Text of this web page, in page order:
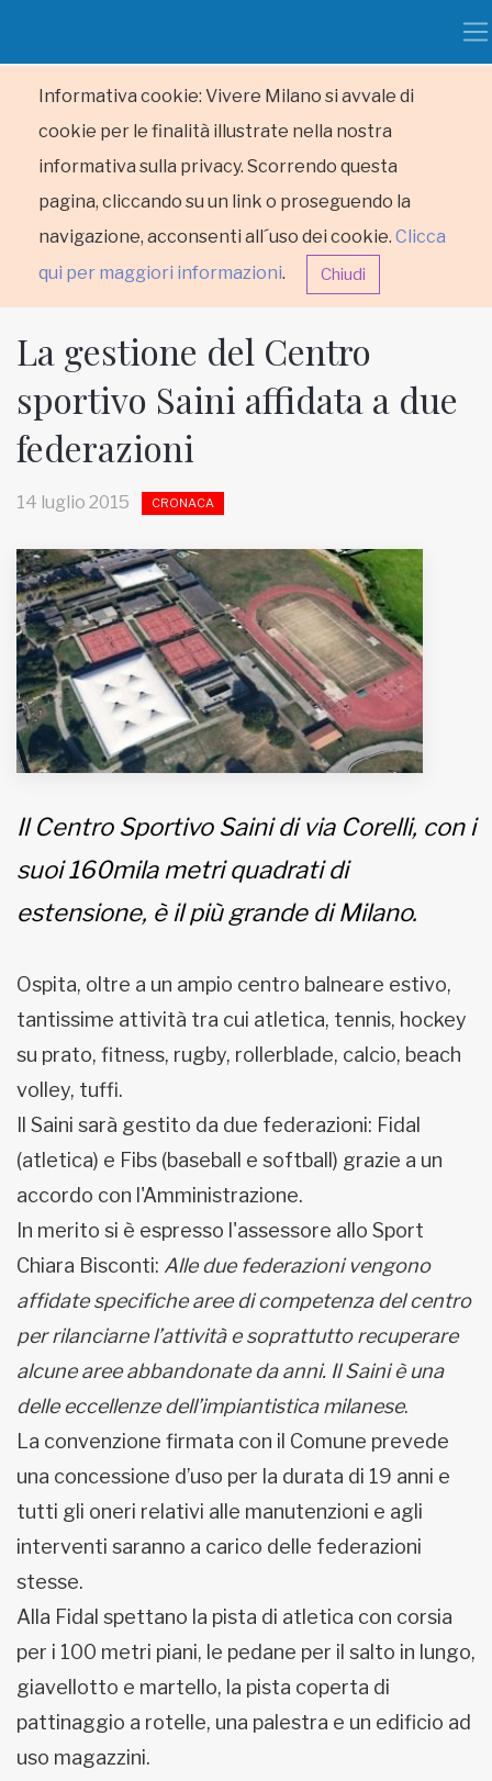
Informativa cookie: Vivere Milano si avvale di
cookie per le finalità illustrate nella nostra
informativa sulla privacy. Scorrendo questa
pagina, cliccando su un link o proseguendo la
navigazione, acconsenti all´uso dei cookie. Clicca
qui per maggiori informazioni. Chiudi
HOME
Inviateci le vostre segnalazioni
Iscriviti alla newsletter
www.viveremilano.info
Fondato e diretto da Enzo De
Imbonati, 89 20159 Milano (Italia)
Informativa sulla privacy
La gestione del Centro
sportivo Saini affidata a due
federazioni
14 luglio 2015 CRONACA
Il Centro Sportivo Saini di via Corelli, con i
suoi 160mila metri quadrati di
estensione, è il più grande di Milano.
Ospita, oltre a un ampio centro balneare estivo,
tantissime attività tra cui atletica, tennis, hockey
su prato, fitness, rugby, rollerblade, calcio, beach
volley, tuffi.
Il Saini sarà gestito da due federazioni: Fidal
(atletica) e Fibs (baseball e softball) grazie a un
accordo con l'Amministrazione.
In merito si è espresso l'assessore allo Sport
Chiara Bisconti: Alle due federazioni vengono
affidate specifiche aree di competenza del centro
per rilanciarne l’attività e soprattutto recuperare
alcune aree abbandonate da anni. Il Saini è una
delle eccellenze dell’impiantistica milanese.
La convenzione firmata con il Comune prevede
una concessione d’uso per la durata di 19 anni e
tutti gli oneri relativi alle manutenzioni e agli
interventi saranno a carico delle federazioni
stesse.
Alla Fidal spettano la pista di atletica con corsia
per i 100 metri piani, le pedane per il salto in lungo,
giavellotto e martello, la pista coperta di
pattinaggio a rotelle, una palestra e un edificio ad
uso magazzini.